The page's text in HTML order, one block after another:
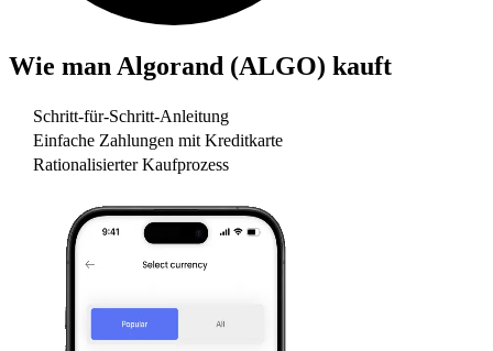
Wie man Algorand (ALGO) kauft
Schritt-für-Schritt-Anleitung
Einfache Zahlungen mit Kreditkarte
Rationalisierter Kaufprozess